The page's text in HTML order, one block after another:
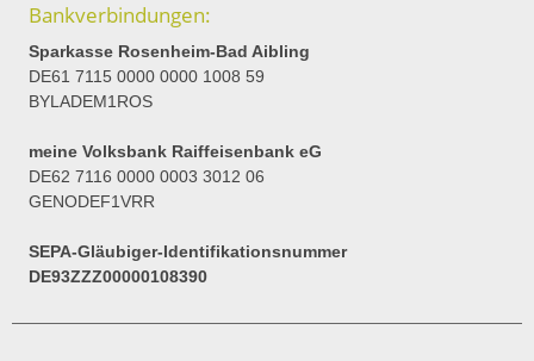
Bankverbindungen:
Sparkasse Rosenheim-Bad Aibling
DE61 7115 0000 0000 1008 59
BYLADEM1ROS
meine Volksbank Raiffeisenbank eG
DE62 7116 0000 0003 3012 06
GENODEF1VRR
SEPA-Gläubiger-Identifikationsnummer
DE93ZZZ00000108390